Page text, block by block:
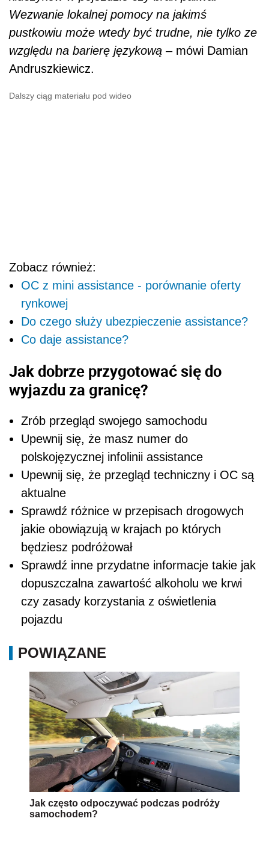
Wezwanie lokalnej pomocy na jakimś
pustkowiu może wtedy być trudne, nie tylko ze
względu na barierę językową – mówi Damian
Andruszkiewicz.
Dalszy ciąg materiału pod wideo
Zobacz również:
OC z mini assistance - porównanie oferty
rynkowej
Do czego służy ubezpieczenie assistance?
Co daje assistance?
Jak dobrze przygotować się do
wyjazdu za granicę?
Zrób przegląd swojego samochodu
Upewnij się, że masz numer do
polskojęzycznej infolinii assistance
Upewnij się, że przegląd techniczny i OC są
aktualne
Sprawdź różnice w przepisach drogowych
jakie obowiązują w krajach po których
będziesz podróżował
Sprawdź inne przydatne informacje takie jak
dopuszczalna zawartość alkoholu we krwi
czy zasady korzystania z oświetlenia
pojazdu
POWIĄZANE
Jak często odpoczywać podczas podróży
samochodem?